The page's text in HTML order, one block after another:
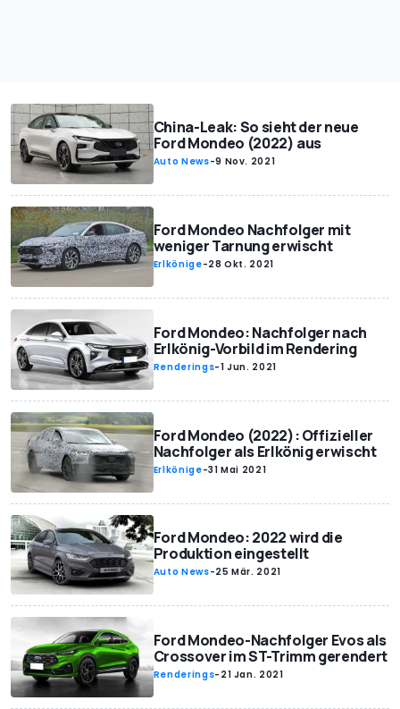
China-Leak: So sieht der neue
Ford Mondeo (2022) aus
Auto News-9 Nov. 2021
Ford Mondeo Nachfolger mit
weniger Tarnung erwischt
Erlkönige-28 Okt. 2021
Ford Mondeo: Nachfolger nach
Erlkönig-Vorbild im Rendering
Renderings-1 Jun. 2021
Ford Mondeo (2022): Offizieller
Nachfolger als Erlkönig erwischt
Erlkönige-31 Mai 2021
Ford Mondeo: 2022 wird die
Produktion eingestellt
Auto News-25 Mär. 2021
Ford Mondeo-Nachfolger Evos als
Crossover im ST-Trimm gerendert
Renderings- 21 Jan. 2021